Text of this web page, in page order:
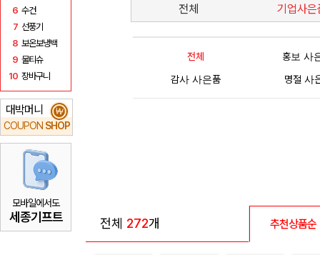
6 수건
7 선풍기
8 보온보냉백
9 물티슈
10 장바구니
대박머니
COUPON SHOP
₩
모바일에서도
세종기프트
전체 기업사은
전체
홍보 사
감사 사은품
명절 사
전체 272개 추천상품순